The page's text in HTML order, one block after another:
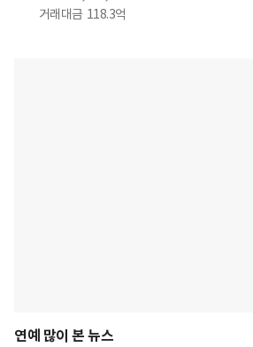
거래대금 118.3억
연예 많이 본 뉴스